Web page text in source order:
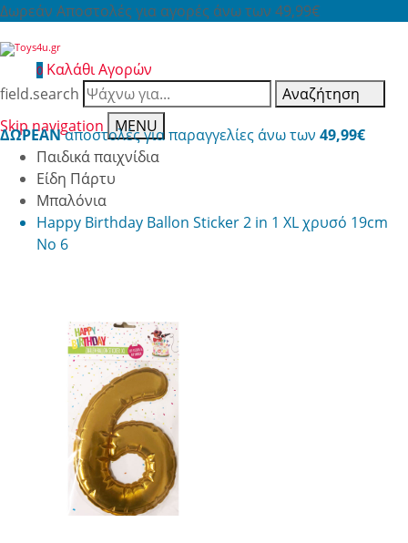
Δωρεάν Αποστολές για αγορές άνω των 49,99€
0 Καλάθι Αγορών
field.search
Αναζήτηση
Skip navigation
MENU
ΔΩΡΕΑΝαποστολές για παραγγελίες άνω των 49,99€
Παιδικά παιχνίδια
Είδη Πάρτυ
Μπαλόνια
Happy Birthday Ballon Sticker 2 in 1 XL χρυσό 19cm
No 6